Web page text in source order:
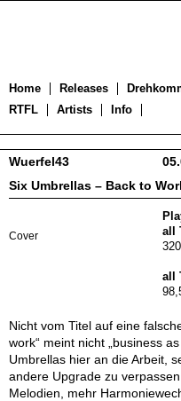
Home Releases
RTFL
Artists Info
Wuerfel43
Six Umbrellas – Back to
all
all
Cover
Nicht vom Titel auf eine
work“ meint nicht „business
Umbrellas hier an die Arbeit,
andere Upgrade zu
Melodien, mehr